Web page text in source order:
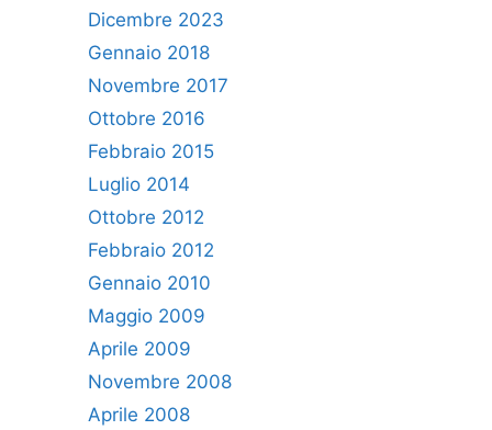
Dicembre 2023
Gennaio 2018
Novembre 2017
Ottobre 2016
Febbraio 2015
Luglio 2014
Ottobre 2012
Febbraio 2012
Gennaio 2010
Maggio 2009
Aprile 2009
Novembre 2008
Aprile 2008